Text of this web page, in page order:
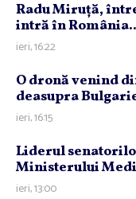
Radu Miruţă,
intră în
ieri, 16:22
O dronă venind
deasupra
ieri, 16:15
Liderul
Ministerului
ieri, 13:00